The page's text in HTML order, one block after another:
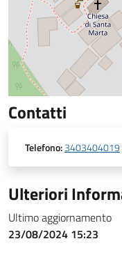
Contatti
Telefono:3403404019
Ulteriori
Ultimo aggiornamento
23/08/2024 15:23